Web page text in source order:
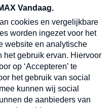
dinsdagochtend in
Verzend